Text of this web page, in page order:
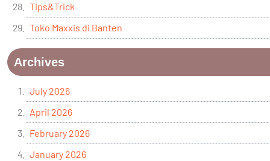
Tips&Trick
Toko Maxxis di Banten
Archives
July 2026
April 2026
February 2026
January 2026